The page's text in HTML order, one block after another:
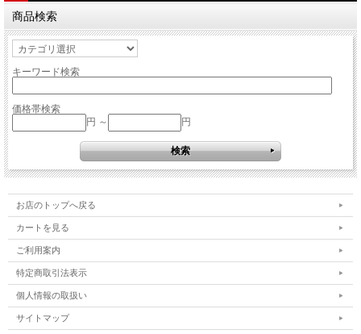
商品検索
キーワード検索
価格帯検索
円 ～
円
お店のトップへ戻る
カートを見る
ご利用案内
特定商取引法表示
個人情報の取扱い
サイトマップ